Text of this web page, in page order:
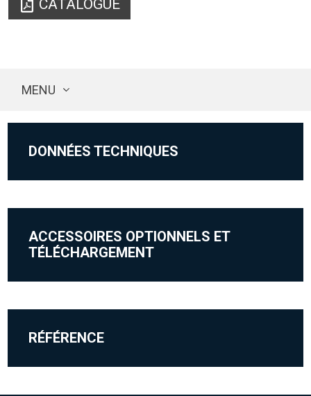
CATALOGUE
MENU
DONNÉES TECHNIQUES
ACCESSOIRES OPTIONNELS ET
TÉLÉCHARGEMENT
RÉFÉRENCE